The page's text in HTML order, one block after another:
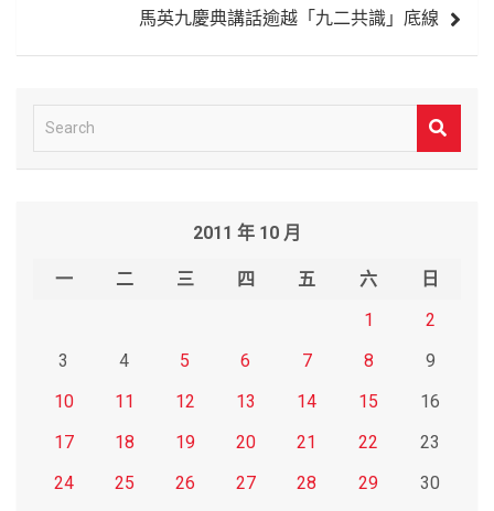
馬英九慶典講話逾越「九二共識」底線
e
2011 年 10 月
一 二 三 四 五 六
日
1
2
3
4 5 6 7 8
9
10
11 12 13 14 15
16
17
18 19 20 21 22
23
24
25 26 27 28 29
30